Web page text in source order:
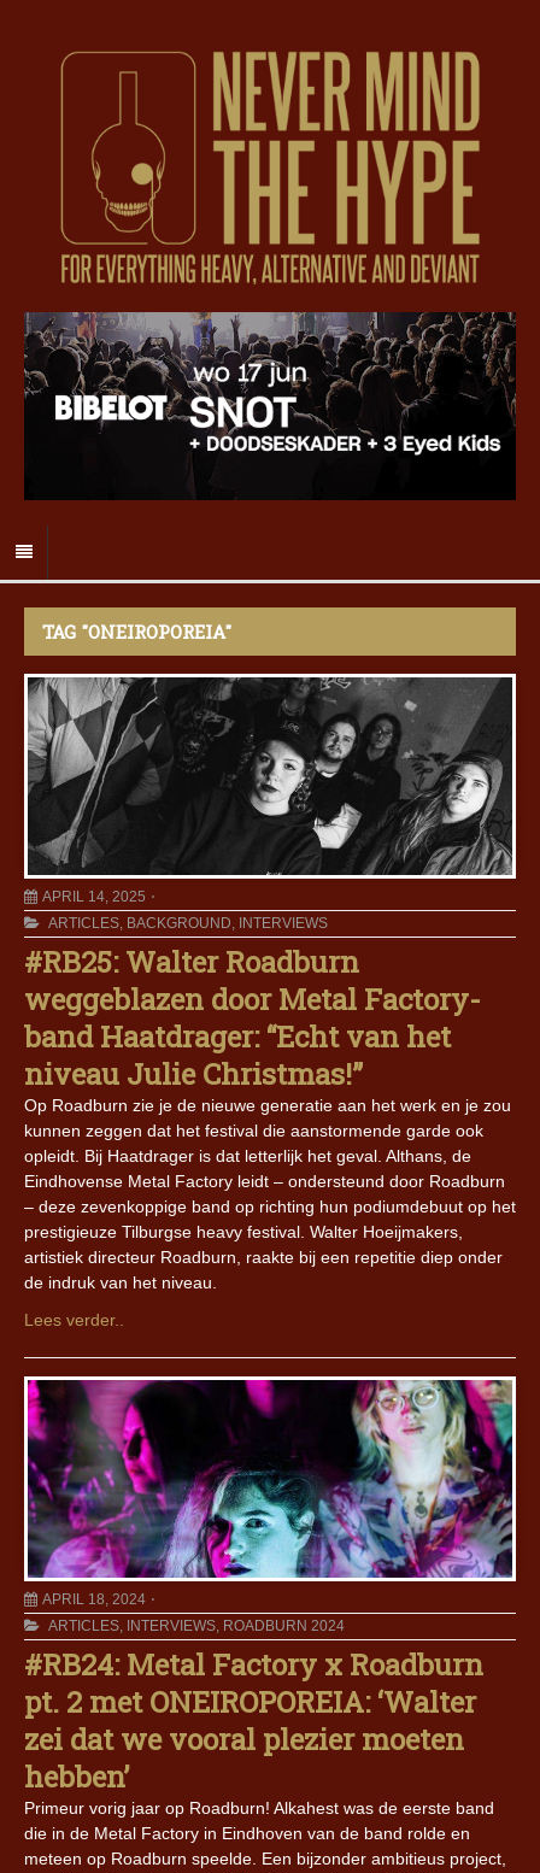
TAG "ONEIROPOREIA"
APRIL 14, 2025
ARTICLES, BACKGROUND, INTERVIEWS
#RB25: Walter Roadburn
weggeblazen door Metal Factory-
band Haatdrager: “Echt van het
niveau Julie Christmas!”
Op Roadburn zie je de nieuwe generatie aan het werk en je zou
kunnen zeggen dat het festival die aanstormende garde ook
opleidt. Bij Haatdrager is dat letterlijk het geval. Althans, de
Eindhovense Metal Factory leidt – ondersteund door Roadburn
– deze zevenkoppige band op richting hun podiumdebuut op het
prestigieuze Tilburgse heavy festival. Walter Hoeijmakers,
artistiek directeur Roadburn, raakte bij een repetitie diep onder
de indruk van het niveau.
Lees verder..
APRIL 18, 2024
ARTICLES, INTERVIEWS, ROADBURN 2024
#RB24: Metal Factory x Roadburn
pt. 2 met ONEIROPOREIA: ‘Walter
zei dat we vooral plezier moeten
hebben’
Primeur vorig jaar op Roadburn! Alkahest was de eerste band
die in de Metal Factory in Eindhoven van de band rolde en
meteen op Roadburn speelde. Een bijzonder ambitieus project,